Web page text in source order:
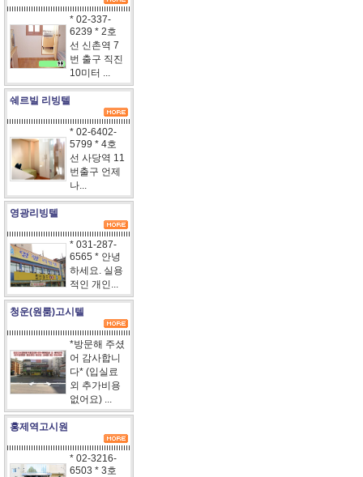
* 02-337-
6239 * 2호
선 신촌역 7
번 출구 직진
10미터 ...
쉐르빌 리빙텔
* 02-6402-
5799 * 4호
선 사당역 11
번출구 언제
나...
영광리빙텔
* 031-287-
6565 * 안녕
하세요. 실용
적인 개인...
청운(원룸)고시텔
*방문해 주셨
어 감사합니
다* (입실료
외 추가비용
없어요) ...
홍제역고시원
* 02-3216-
6503 * 3호